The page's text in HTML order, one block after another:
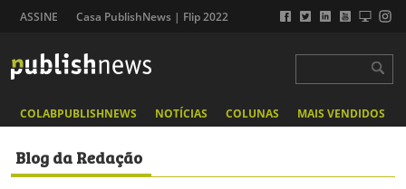
ASSINE Casa PublishNews | Flip 2022
COLABPUBLISHNEWS NOTÍCIAS COLUNAS MAIS VENDIDOS
Blog da Redação